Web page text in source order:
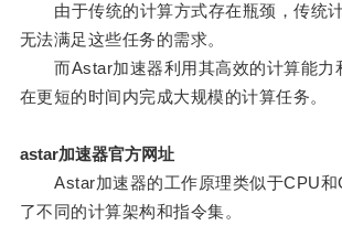
由于传统的计算方式存在瓶颈，传统
无法满足这些任务的需求。
而Astar加速器利用其高效的计算能力
在更短的时间内完成大规模的计算任务。
astar加速器官方网址
Astar加速器的工作原理类似于CPU和
了不同的计算架构和指令集。